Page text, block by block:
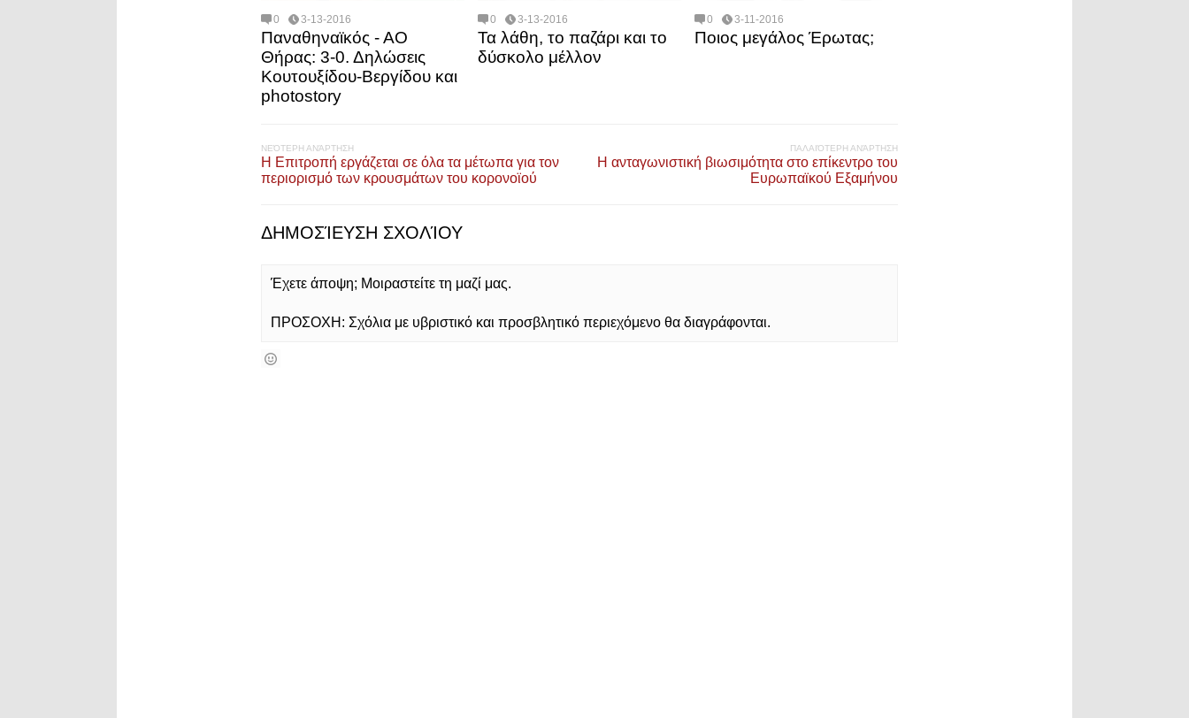
0 3-13-2016
Παναθηναϊκός - ΑΟ
Θήρας: 3-0. Δηλώσεις
Κουτουξίδου-Βεργίδου και
photostory
0 3-13-2016
Τα λάθη, το παζάρι και το
δύσκολο μέλλον
0 3-11-2016
Ποιος μεγάλος Έρωτας;
ΝΕΌΤΕΡΗ ΑΝΆΡΤΗΣΗ
Η Επιτροπή εργάζεται σε όλα τα μέτωπα για τον
περιορισμό των κρουσμάτων του κορονοϊού
ΠΑΛΑΙΌΤΕΡΗ ΑΝΆΡΤΗΣΗ
Η ανταγωνιστική βιωσιμότητα στο επίκεντρο του
Ευρωπαϊκού Εξαμήνου
ΔΗΜΟΣΊΕΥΣΗ ΣΧΟΛΊΟΥ
Έχετε άποψη; Μοιραστείτε τη μαζί μας.
ΠΡΟΣΟΧΗ: Σχόλια με υβριστικό και προσβλητικό περιεχόμενο θα διαγράφονται.